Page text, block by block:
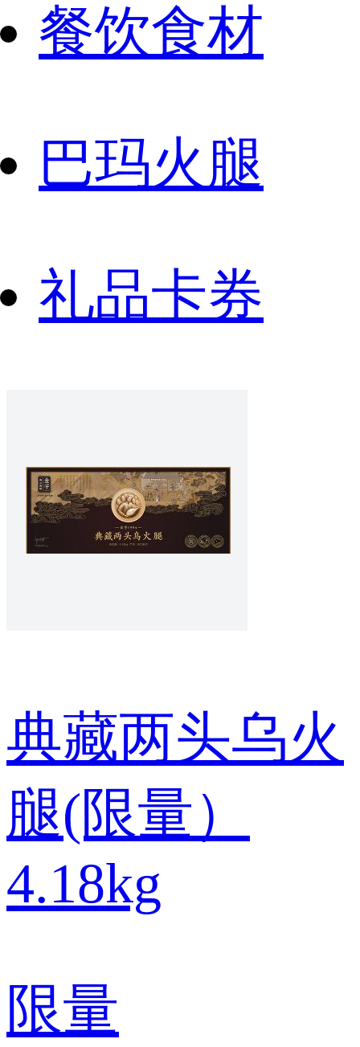
餐饮食材
巴玛火腿
礼品卡券
典藏两头乌火
腿(限量）
4.18kg
限量